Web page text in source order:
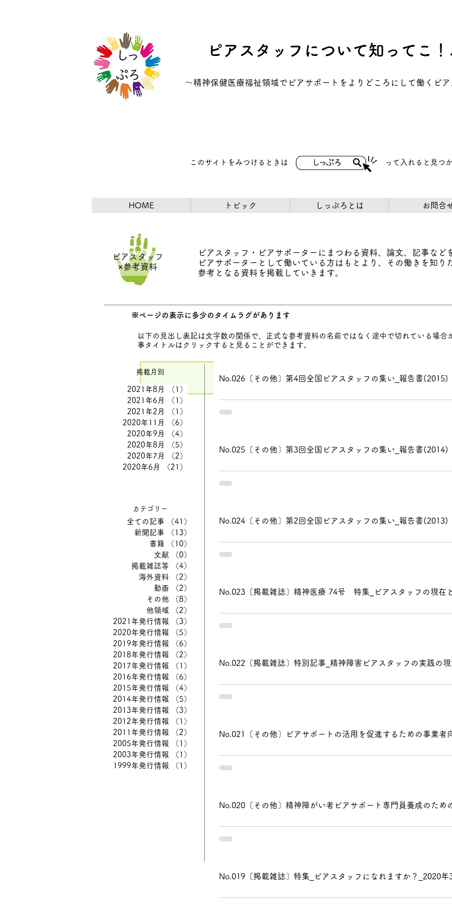
ピアスタッフについて知ってこ
～精神保健医療福祉領域でピアサポートをよりどころにして働くピ
​このサイトをみつけるときは って入れると見つ
HOME トピック しっぷろとは お問合
ピアスタッフ
×参考資料
ピアスタッフ・ピアサポーターにまつわる資料、論文、記事など
ピアサポーターとして働いている方はもとより、その働きを知り
参考となる資料を掲載していきます。
※ページの表示に多少のタイムラグがあります
以下の見出し表記は文字数の関係で、正式な参考資料の名前ではなく途中で切れている場合
事タイトルはクリックすると見ることができます。
掲載月別
2021年8月 （1）
2021年6月
（1）
1件の記事
2021年2月
（1）
1件の記事
2020年11月
（6）
2020年9月
（4）
2020年8月
（5）
5件の記事
2020年7月
（2）
2020年6月
（21）
カテゴリー
全ての記事 （41）
41件の記事
新聞記事
（13）
書籍
（10）
10件の記事
文献
（0）
0件の記事
掲載雑誌等
（4）
海外資料
（2）
動画
（2）
2件の記事
その他
（8）
他領域
（2）
2021年発行情報
（3）
3件の記事
2020年発行情報
（5）
2019年発行情報
（6）
2018年発行情報
（2）
2017年発行情報
（1）
1件の記事
2016年発行情報
（6）
2015年発行情報
（4）
2014年発行情報
（5）
5件の記事
2013年発行情報
（3）
2012年発行情報
（1）
2011年発行情報
（2）
2件の記事
2005年発行情報
（1）
2003年発行情報
（1）
1件の記事
1999年発行情報
（1） 1件の記事
No.026〔その他〕第4回全国ピアスタッフの集い_報告書(2015)
No.025〔その他〕第3回全国ピアスタッフの集い_報告書(2014)
No.024〔その他〕第2回全国ピアスタッフの集い_報告書(2013)
No.023〔掲載雑誌〕精神医療 74号 特集_ピアスタッフの現在
No.022〔掲載雑誌〕特別記事_精神障害ピアスタッフの実践の
No.021〔その他〕ピアサポートの活用を促進するための事業者
No.020〔その他〕精神障がい者ピアサポート専門員養成のため
No.019〔掲載雑誌〕特集_ピアスタッフになれますか？_2020年